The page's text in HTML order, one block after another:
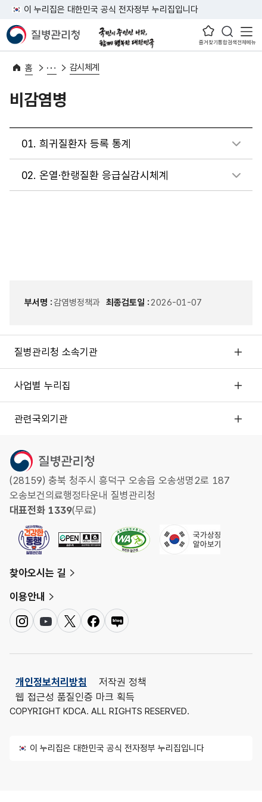
이 누리집은 대한민국 공식 전자정부 누리집입니다
즐겨찾기통합검색전체메뉴
홈 감시체계
비감염병
01. 희귀질환자 등록 통계
02. 온열·한랭질환 응급실감시체계
부서명 :감염병정책과 최종검토일 :2026-01-07
질병관리청 소속기관
사업별 누리집
관련국외기관
(28159) 충북 청주시 흥덕구 오송읍 오송생명2로 187
오송보건의료행정타운내 질병관리청
대표전화 1339(무료)
찾아오시는 길
이용안내
인
스
램
유
튜
트
위
페
이
네
이
로
그
개인정보처리방침
저작권 정책
웹 접근성 품질인증 마크 획득
COPYRIGHT KDCA. ALL RIGHTS RESERVED.
이 누리집은 대한민국 공식 전자정부 누리집입니다